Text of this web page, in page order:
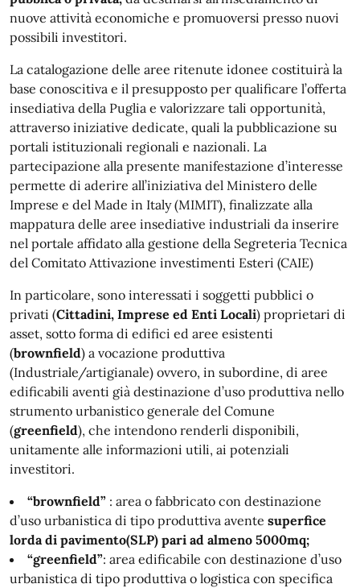
nuove attività economiche e promuoversi presso nuovi
possibili investitori.
La catalogazione delle aree ritenute idonee costituirà la
base conoscitiva e il presupposto per qualificare l’offerta
insediativa della Puglia e valorizzare tali opportunità,
attraverso iniziative dedicate, quali la pubblicazione su
portali istituzionali regionali e nazionali. La
partecipazione alla presente manifestazione d’interesse
permette di aderire all’iniziativa del Ministero delle
Imprese e del Made in Italy (MIMIT), finalizzate alla
mappatura delle aree insediative industriali da inserire
nel portale affidato alla gestione della Segreteria Tecnica
del Comitato Attivazione investimenti Esteri (CAIE)
In particolare, sono interessati i soggetti pubblici o
privati (Cittadini, Imprese ed Enti Locali) proprietari di
asset, sotto forma di edifici ed aree esistenti
(brownfield) a vocazione produttiva
(Industriale/artigianale) ovvero, in subordine, di aree
edificabili aventi già destinazione d’uso produttiva nello
strumento urbanistico generale del Comune
(greenfield), che intendono renderli disponibili,
unitamente alle informazioni utili, ai potenziali
investitori.
“brownfield” : area o fabbricato con destinazione
d’uso urbanistica di tipo produttiva avente superfice
lorda di pavimento(SLP) pari ad almeno 5000mq;
“greenfield”: area edificabile con destinazione d’uso
urbanistica di tipo produttiva o logistica con specifica